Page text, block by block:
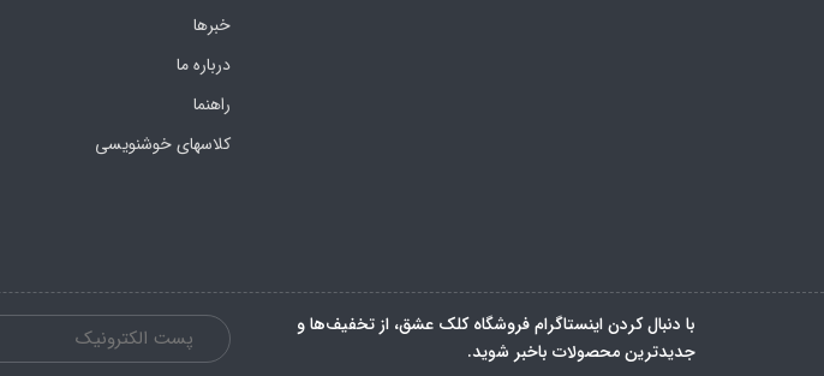
خبرها
درباره ما
راهنما
کلاسهای خوشنویسی
با دنبال کردن اینستاگرام فروشگاه کلک عشق، از تخفیف‌ها و
جدیدترین‌ محصولات باخبر شوید.